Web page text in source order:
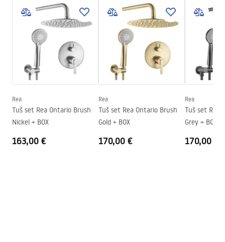
Tip kabine
Walk-in
Boja stakla
Sivo 8mm
Flexi
Montaža
Na tuš kadi ili podu
Visina (mm)
1950
Jamstvo
24 mjeseca
Premaz Easy Clean
Da, na jednoj strani stakla.
Sigurnosne informacije
WARUNKI BEZPIECZENSTWA KABINY DRZWI
PARAWANY.pdf
Upute za montažu
Instrukcja_monta__u___cianki_Flexi.pdf
Rea
Tuš set Rea Ontario Brush
Nickel + BOX
163,00 €
Rea
Tuš set Rea Ontario Brush
Gold + BOX
170,00 €
Rea
Tuš set Rea
Grey + BOX
170,00 €